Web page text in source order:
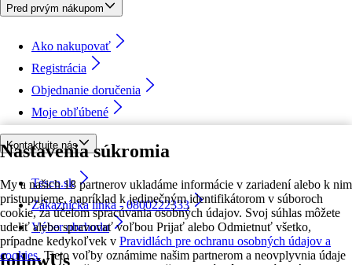
Nastavenia súkromia
My a našich 18 partnerov ukladáme informácie v zariadení alebo k nim
pristupujeme, napríklad k jedinečným identifikátorom v súboroch
cookie, za účelom spracúvania osobných údajov. Svoj súhlas môžete
udeliť alebo spravovať voľbou Prijať alebo Odmietnuť všetko,
prípadne kedykoľvek v Pravidlách pre ochranu osobných údajov a
cookies. Tieto voľby oznámime našim partnerom a neovplyvnia údaje
Pred prvým nákupom
Ako nakupovať
Registrácia
Objednanie doručenia
Moje obľúbené
Kontaktujte nás
Tesco.sk
Zákaznícka linka - 0800222333
Výber obchodu
followUs